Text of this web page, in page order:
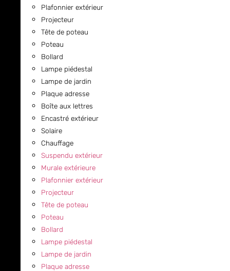
Plafonnier extérieur
Projecteur
Tête de poteau
Poteau
Bollard
Lampe piédestal
Lampe de jardin
Plaque adresse
Boîte aux lettres
Encastré extérieur
Solaire
Chauffage
Suspendu extérieur
Murale extérieure
Plafonnier extérieur
Projecteur
Tête de poteau
Poteau
Bollard
Lampe piédestal
Lampe de jardin
Plaque adresse